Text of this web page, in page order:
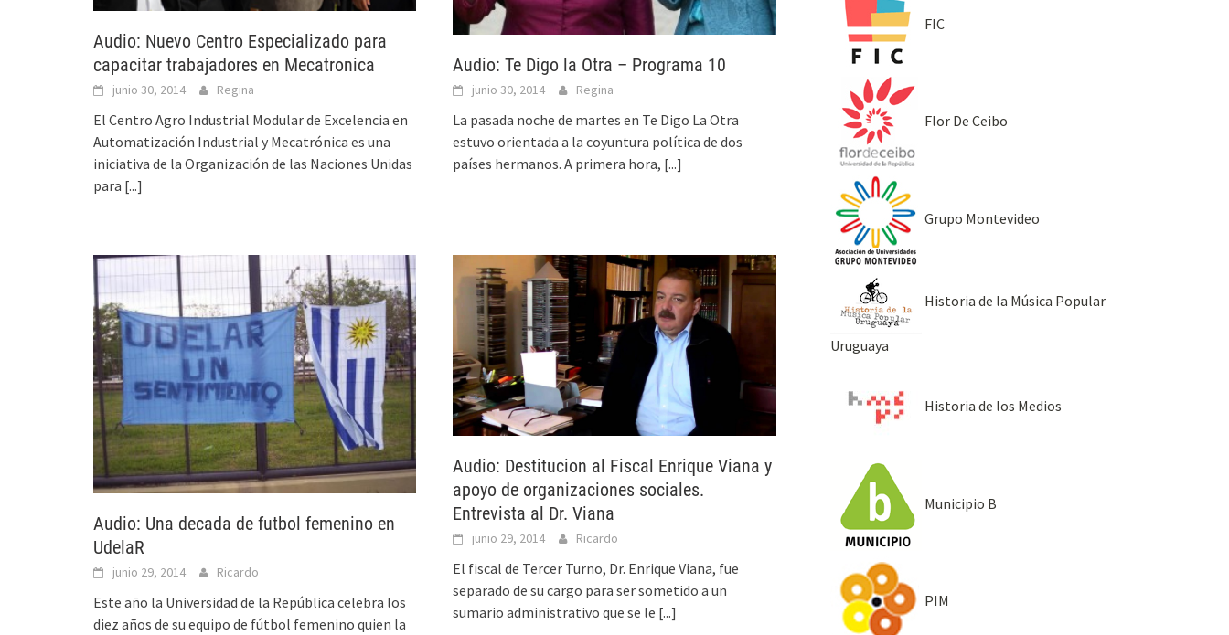
Audio: Nuevo Centro Especializado para
capacitar trabajadores en Mecatronica
junio 30, 2014 Regina
El Centro Agro Industrial Modular de Excelencia en
Automatización Industrial y Mecatrónica es una
iniciativa de la Organización de las Naciones Unidas
para [...]
Audio: Te Digo la Otra – Programa 10
junio 30, 2014 Regina
La pasada noche de martes en Te Digo La Otra
estuvo orientada a la coyuntura política de dos
países hermanos. A primera hora, [...]
Audio: Una decada de futbol femenino en
UdelaR
junio 29, 2014 Ricardo
Este año la Universidad de la República celebra los
diez años de su equipo de fútbol femenino quien la
Audio: Destitucion al Fiscal Enrique Viana y
apoyo de organizaciones sociales.
Entrevista al Dr. Viana
junio 29, 2014 Ricardo
El fiscal de Tercer Turno, Dr. Enrique Viana, fue
separado de su cargo para ser sometido a un
sumario administrativo que se le [...]
FIC
Flor De Ceibo
Grupo Montevideo
Historia de la Música Popular
Uruguaya
Historia de los Medios
Municipio B
PIM